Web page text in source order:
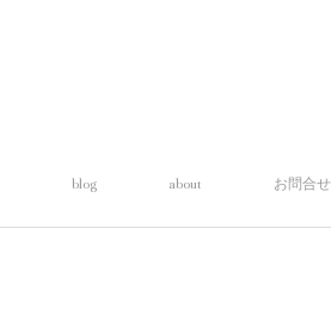
blog about お問合せ